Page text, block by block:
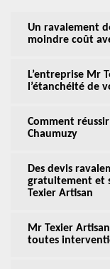
Un ravalement
moindre coût
L’entreprise Mr
l’étanchéité de
Comment
Chaumuzy
Des devis
gratuitement et
Texier Artisan
Mr Texier
toutes